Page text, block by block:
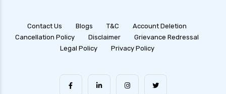
Contact Us Blogs T&C
Account Deletion
Cancellation Policy
Disclaimer
Grievance Redressal
Legal Policy
Privacy Policy